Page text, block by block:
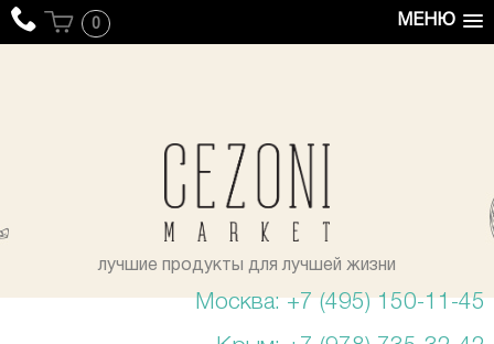
МЕНЮ
0
лучшие продукты для лучшей жизни
Москва: +7 (495) 150-11-45